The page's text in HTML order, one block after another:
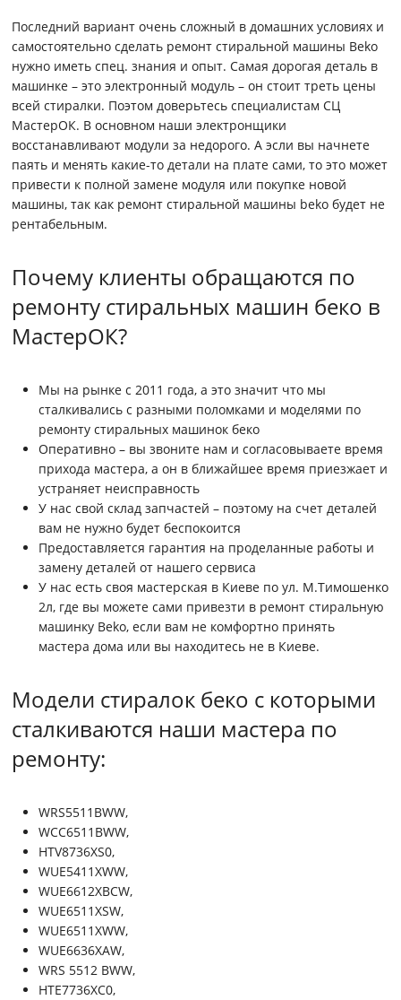
Последний вариант очень сложный в домашних условиях и
самостоятельно сделать ремонт стиральной машины Beko
нужно иметь спец. знания и опыт. Самая дорогая деталь в
машинке – это электронный модуль – он стоит треть цены
всей стиралки. Поэтом доверьтесь специалистам СЦ
МастерОК. В основном наши электронщики
восстанавливают модули за недорого. А эсли вы начнете
паять и менять какие-то детали на плате сами, то это может
привести к полной замене модуля или покупке новой
машины, так как ремонт стиральной машины beko будет не
рентабельным.
Почему клиенты обращаются по
ремонту стиральных машин беко в
МастерОК?
Мы на рынке с 2011 года, а это значит что мы
сталкивались с разными поломками и моделями по
ремонту стиральных машинок беко
Оперативно – вы звоните нам и согласовываете время
прихода мастера, а он в ближайшее время приезжает и
устраняет неисправность
У нас свой склад запчастей – поэтому на счет деталей
вам не нужно будет беспокоится
Предоставляется гарантия на проделанные работы и
замену деталей от нашего сервиса
У нас есть своя мастерская в Киеве по ул. М.Тимошенко
2л, где вы можете сами привезти в ремонт стиральную
машинку Beko, если вам не комфортно принять
мастера дома или вы находитесь не в Киеве.
Модели стиралок беко с которыми
сталкиваются наши мастера по
ремонту:
WRS5511BWW,
WCC6511BWW,
HTV8736XS0,
WUE5411XWW,
WUE6612XBCW,
WUE6511XSW,
WUE6511XWW,
WUE6636XAW,
WRS 5512 BWW,
HTE7736XC0,